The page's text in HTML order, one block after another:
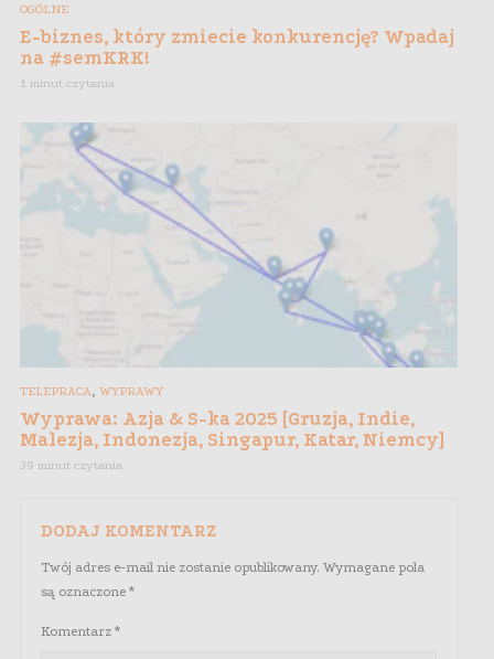
OGÓLNE
E-biznes, który zmiecie konkurencję? Wpadaj
na #semKRK!
1 minut czytania
TELEPRACA, WYPRAWY
Wyprawa: Azja & S-ka 2025 [Gruzja, Indie,
Malezja, Indonezja, Singapur, Katar, Niemcy]
39 minut czytania
DODAJ KOMENTARZ
Twój adres e-mail nie zostanie opublikowany. Wymagane pola
są oznaczone *
Komentarz *